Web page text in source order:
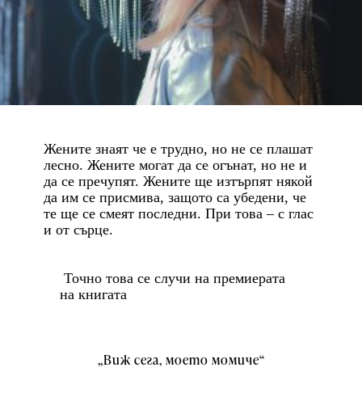
Жените знаят че е трудно, но не се плашат
лесно. Жените могат да се огънат, но не и
да се пречупят. Жените ще изтърпят някой
да им се присмива, защото са убедени, че
те ще се смеят последни. При това – с глас
и от сърце.
Точно това се случи на премиерата
на книгата
„Виж сега, моето момиче“